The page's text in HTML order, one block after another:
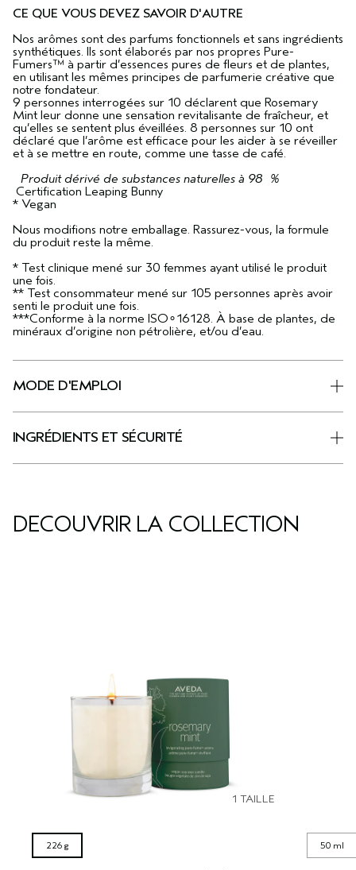
CE QUE VOUS DEVEZ SAVOIR D'AUTRE
Nos arômes sont des parfums fonctionnels et sans ingrédients
synthétiques. Ils sont élaborés par nos propres Pure-
Fumers™ à partir d’essences pures de fleurs et de plantes,
en utilisant les mêmes principes de parfumerie créative que
notre fondateur.
9 personnes interrogées sur 10 déclarent que Rosemary
Mint leur donne une sensation revitalisante de fraîcheur, et
qu’elles se sentent plus éveillées. 8 personnes sur 10 ont
déclaré que l’arôme est efficace pour les aider à se réveiller
et à se mettre en route, comme une tasse de café.
Produit dérivé de substances naturelles à 98 %
Certification Leaping Bunny
* Vegan
Nous modifions notre emballage. Rassurez-vous, la formule
du produit reste la même.
* Test clinique mené sur 30 femmes ayant utilisé le produit
une fois.
** Test consommateur mené sur 105 personnes après avoir
senti le produit une fois.
***Conforme à la norme ISO∘16128. À base de plantes, de
minéraux d’origine non pétrolière, et/ou d’eau.
MODE D'EMPLOI
INGRÉDIENTS ET SÉCURITÉ
DÉCOUVRIR LA COLLECTION
1 TAILLE
226 g 50 ml